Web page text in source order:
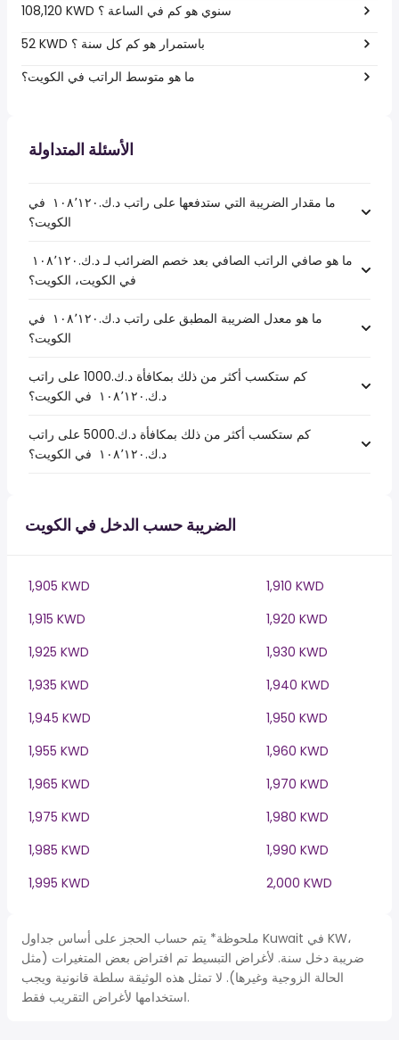
108,120 KWD سنوي هو كم في الساعة ؟
52 KWD باستمرار هو كم كل سنة ؟
ما هو متوسط الراتب في الكويت؟
الأسئلة المتداولة
ما مقدار الضريبة التي ستدفعها على راتب د.ك.‏١٠٨٬١٢٠ ‏ في
الكويت؟
في الكويت، الكويت؟
ما هو معدل الضريبة المطبق على راتب د.ك.‏١٠٨٬١٢٠ ‏ في
الكويت؟
كم ستكسب أكثر من ذلك بمكافأة د.ك.1000 على راتب
د.ك.‏١٠٨٬١٢٠ ‏ في الكويت؟
كم ستكسب أكثر من ذلك بمكافأة د.ك.5000 على راتب
د.ك.‏١٠٨٬١٢٠ ‏ في الكويت؟
الضريبة حسب الدخل في الكويت
1,905 KWD
1,910 KWD
1,915 KWD
1,920 KWD
1,925 KWD
1,930 KWD
1,935 KWD
1,940 KWD
1,945 KWD
1,950 KWD
1,955 KWD
1,960 KWD
1,965 KWD
1,970 KWD
1,975 KWD
1,980 KWD
1,985 KWD
1,990 KWD
1,995 KWD
2,000 KWD
ملحوظة* يتم حساب الحجز على أساس جداول Kuwait في KW،
ضريبة دخل سنة. لأغراض التبسيط تم افتراض بعض المتغيرات (مثل
الحالة الزوجية وغيرها). لا تمثل هذه الوثيقة سلطة قانونية ويجب
استخدامها لأغراض التقريب فقط.